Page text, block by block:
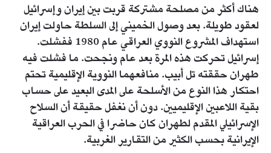
هناك أكثر من مصلحة مشتركة قربت بين إيران وإسرائيل
لعقود طويلة. بعد وصول الخميني إلى السلطة حاولت إيران
استهداف المشروع النووي العراقي عام 1980 ففشلت.
إسرائيل تحركت هذه المرة بعد عام ونجحت. ما فشلت فيه
طهران حققته تل أبيب. منافعهما النووية الإقليمية تحتم
احتكار هذا النوع من الأسلحة على المدى البعيد على حساب
بقية اللاعبين الإقليميين. دون أن نغفل حقيقة أن السلاح
الإسرائيلي المقدم لطهران كان حاضرا في الحرب العراقية
الإيرانية بحسب الكثير من التقارير الغربية.